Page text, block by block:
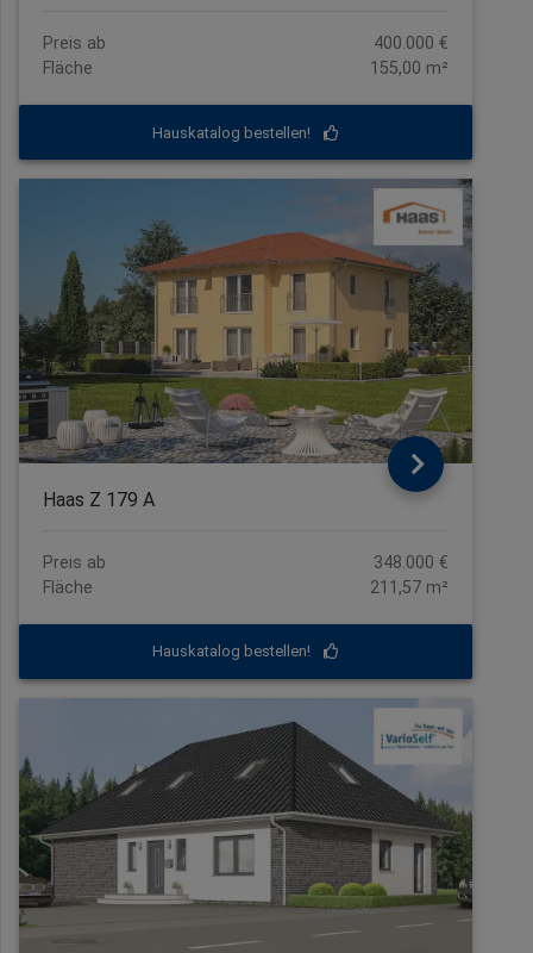
Preis ab
400.000 €
Fläche
155,00 m²
Hauskatalog bestellen!
Haas Z 179 A
Preis ab
348.000 €
Fläche
211,57 m²
Hauskatalog bestellen!